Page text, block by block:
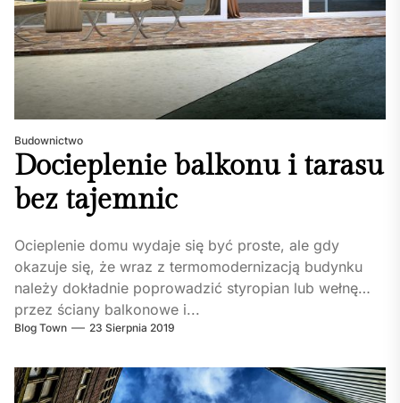
Budownictwo
Docieplenie balkonu i tarasu
bez tajemnic
Ocieplenie domu wydaje się być proste, ale gdy
okazuje się, że wraz z termomodernizacją budynku
należy dokładnie poprowadzić styropian lub wełnę
przez ściany balkonowe i...
Blog Town 23 Sierpnia 2019